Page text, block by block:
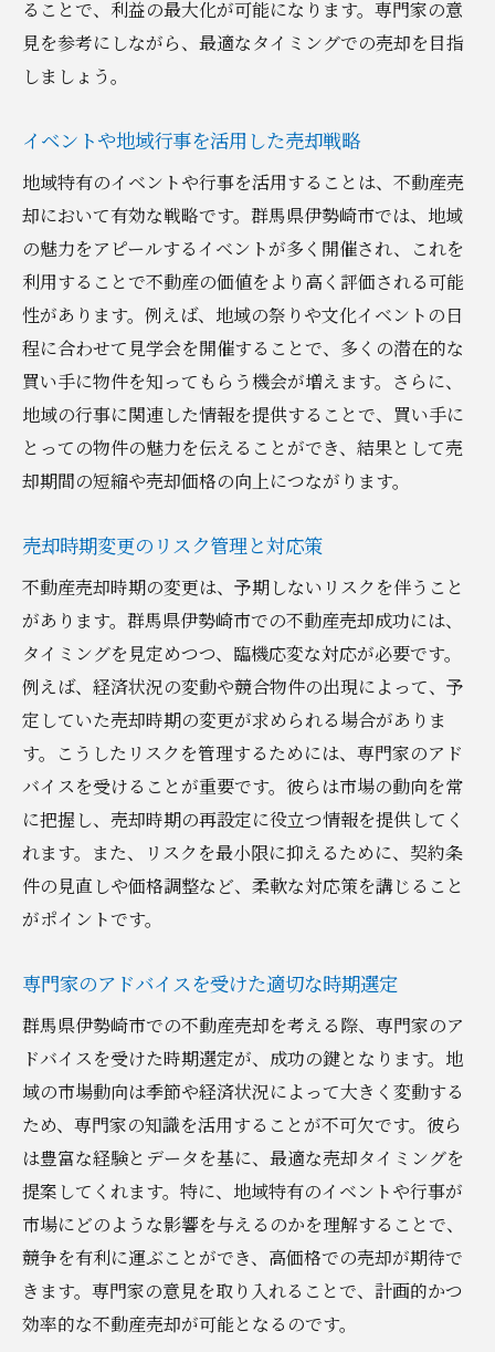
ることで、利益の最大化が可能になります。専門家の意
見を参考にしながら、最適なタイミングでの売却を目指
しましょう。
イベントや地域行事を活用した売却戦略
地域特有のイベントや行事を活用することは、不動産売
却において有効な戦略です。群馬県伊勢崎市では、地域
の魅力をアピールするイベントが多く開催され、これを
利用することで不動産の価値をより高く評価される可能
性があります。例えば、地域の祭りや文化イベントの日
程に合わせて見学会を開催することで、多くの潜在的な
買い手に物件を知ってもらう機会が増えます。さらに、
地域の行事に関連した情報を提供することで、買い手に
とっての物件の魅力を伝えることができ、結果として売
却期間の短縮や売却価格の向上につながります。
売却時期変更のリスク管理と対応策
不動産売却時期の変更は、予期しないリスクを伴うこと
があります。群馬県伊勢崎市での不動産売却成功には、
タイミングを見定めつつ、臨機応変な対応が必要です。
例えば、経済状況の変動や競合物件の出現によって、予
定していた売却時期の変更が求められる場合がありま
す。こうしたリスクを管理するためには、専門家のアド
バイスを受けることが重要です。彼らは市場の動向を常
に把握し、売却時期の再設定に役立つ情報を提供してく
れます。また、リスクを最小限に抑えるために、契約条
件の見直しや価格調整など、柔軟な対応策を講じること
がポイントです。
専門家のアドバイスを受けた適切な時期選定
群馬県伊勢崎市での不動産売却を考える際、専門家のア
ドバイスを受けた時期選定が、成功の鍵となります。地
域の市場動向は季節や経済状況によって大きく変動する
ため、専門家の知識を活用することが不可欠です。彼ら
は豊富な経験とデータを基に、最適な売却タイミングを
提案してくれます。特に、地域特有のイベントや行事が
市場にどのような影響を与えるのかを理解することで、
競争を有利に運ぶことができ、高価格での売却が期待で
きます。専門家の意見を取り入れることで、計画的かつ
効率的な不動産売却が可能となるのです。